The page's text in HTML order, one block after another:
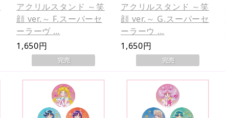
アクリルスタンド ～笑
顔 ver.～ F.スーパーセ
ーラーヴ …
1,650円
アクリルスタンド ～笑
顔 ver.～ G.スーパーセ
ーラーウ …
1,650円